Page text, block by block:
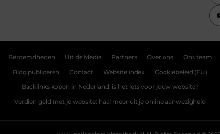
Beroemdheden Uit de Media Partners Over ons Ons team
Blog publiceren Contact Website index Cookiebeleid (EU)
Backlinks kopen in Nederland: is het iets voor jouw website?
Verdien geld met je website: haal meer uit je online aanwezigheid